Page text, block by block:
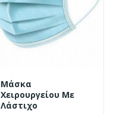
Μάσκα
Χειρουργείου Με
Λάστιχο